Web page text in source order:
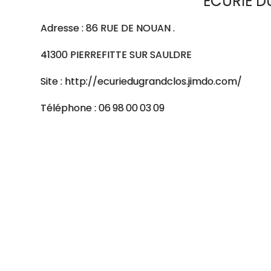
Adresse : 86 RUE DE NOUAN .
41300 PIERREFITTE SUR SAULDRE
Site : http://ecuriedugrandclos.jimdo.com/
Téléphone : 06 98 00 03 09